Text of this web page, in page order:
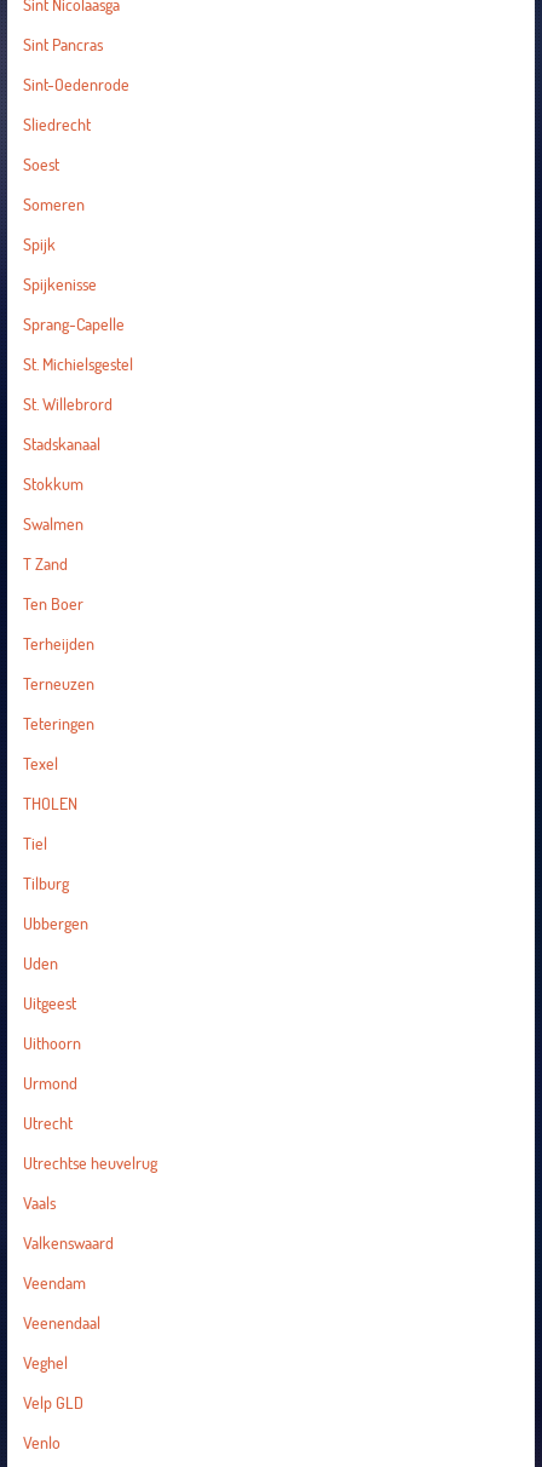
Sint Nicolaasga
Sint Pancras
Sint-Oedenrode
Sliedrecht
Soest
Someren
Spijk
Spijkenisse
Sprang-Capelle
St. Michielsgestel
St. Willebrord
Stadskanaal
Stokkum
Swalmen
T Zand
Ten Boer
Terheijden
Terneuzen
Teteringen
Texel
THOLEN
Tiel
Tilburg
Ubbergen
Uden
Uitgeest
Uithoorn
Urmond
Utrecht
Utrechtse heuvelrug
Vaals
Valkenswaard
Veendam
Veenendaal
Veghel
Velp GLD
Venlo